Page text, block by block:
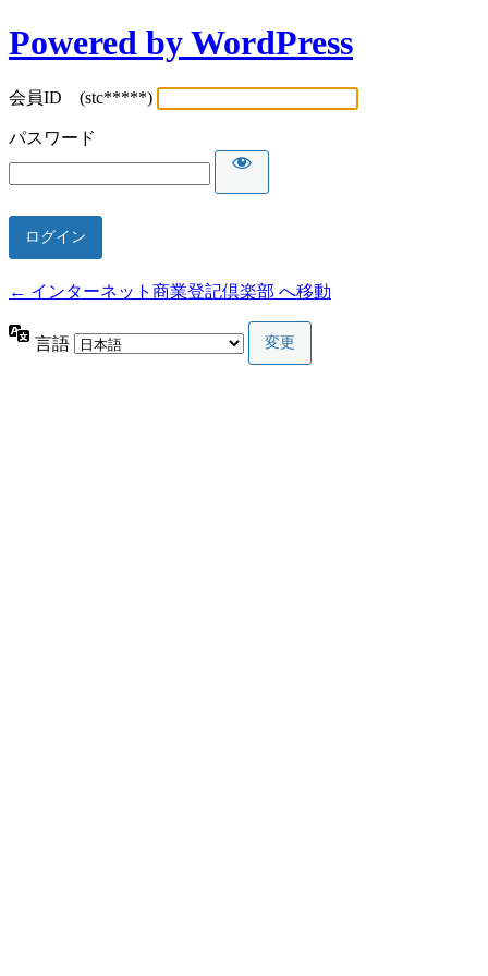
Powered by WordPress
会員ID (stc*****)
パスワード
← インターネット商業登記倶楽部 へ移動
言語